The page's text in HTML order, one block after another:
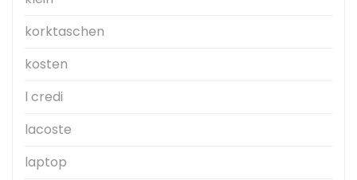
korktaschen
kosten
l credi
lacoste
laptop